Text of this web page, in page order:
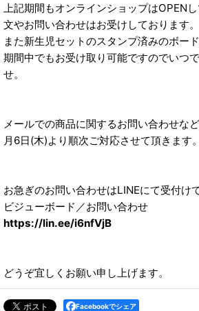
上記期間もオンラインショップはOPEN
文やお問い合わせはお受けしております。
また新生児セットのスタンプ済みのボー
期間中でもお受け取り可能ですのでいつ
せ。
メールでの商品に関するお問い合わせな
月6日(木)より順次ご対応させて頂きます。
お急ぎのお問い合わせはLINEにて受付け
ビジューボード／お問い合わせ
https://lin.ee/i6nfVjB
どうぞ宜しくお願い申し上げます。
Facebookでシェア